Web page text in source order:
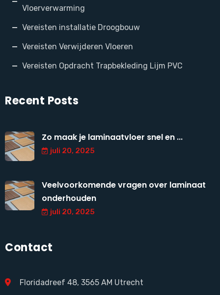
Vloerverwarming
Vereisten installatie Droogbouw
Vereisten Verwijderen Vloeren
Vereisten Opdracht Trapbekleding Lijm PVC
Recent Posts
Zo maak je laminaatvloer snel en ...
juli 20, 2025
Veelvoorkomende vragen over laminaat
onderhouden
juli 20, 2025
Contact
Floridadreef 48, 3565 AM Utrecht